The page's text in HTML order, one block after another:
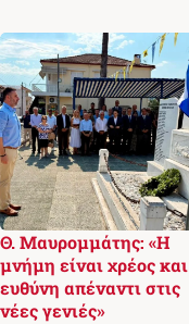
Θ. Μαυρομμάτης: «Η
μνήμη είναι χρέος και
ευθύνη απέναντι στις
νέες γενιές»